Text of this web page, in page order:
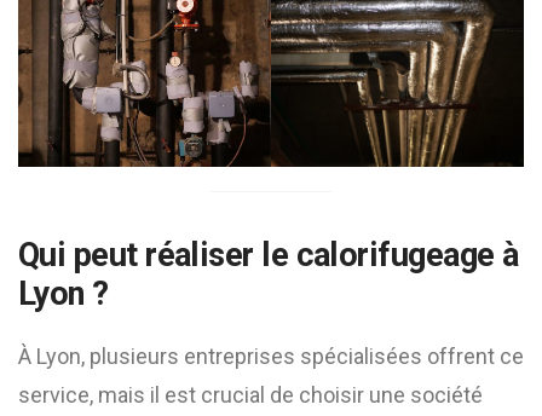
Qui peut réaliser le calorifugeage à
Lyon ?
À Lyon, plusieurs entreprises spécialisées offrent ce
service, mais il est crucial de choisir une société